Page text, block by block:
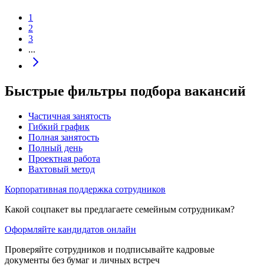
1
2
3
...
Быстрые фильтры подбора вакансий
Частичная занятость
Гибкий график
Полная занятость
Полный день
Проектная работа
Вахтовый метод
Корпоративная поддержка сотрудников
Какой соцпакет вы предлагаете семейным сотрудникам?
Оформляйте кандидатов онлайн
Проверяйте сотрудников и подписывайте кадровые
документы без бумаг и личных встреч